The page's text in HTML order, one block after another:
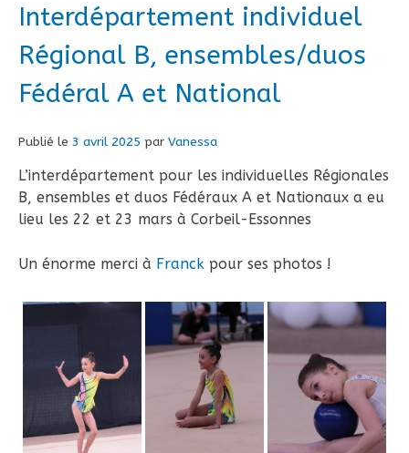
Interdépartement individuel
Régional B, ensembles/duos
Fédéral A et National
Publié le 3 avril 2025 par Vanessa
L’interdépartement pour les individuelles Régionales
B, ensembles et duos Fédéraux A et Nationaux a eu
lieu les 22 et 23 mars à Corbeil-Essonnes
Un énorme merci à Franck pour ses photos !